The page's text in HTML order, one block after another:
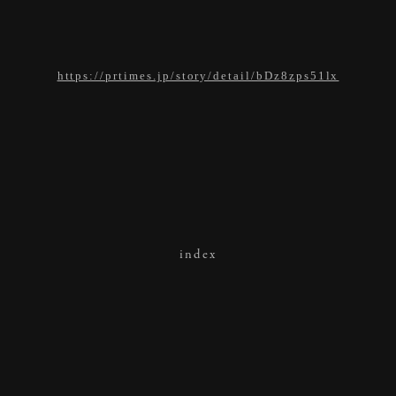
https://prtimes.jp/story/detail/bDz8zps51lx
index